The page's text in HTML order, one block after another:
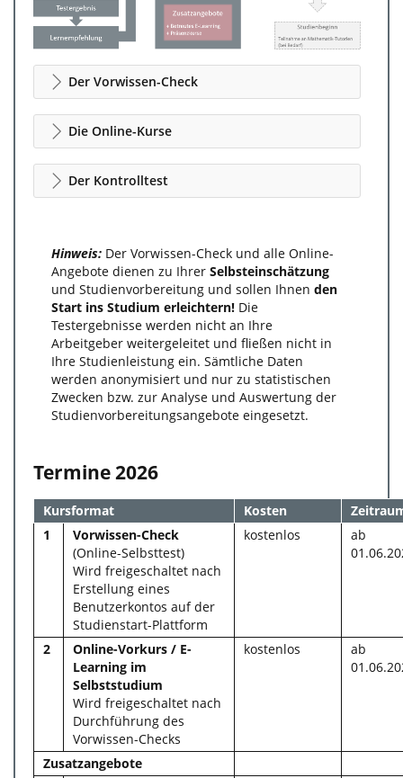
Der Vorwissen-Check
Die Online-Kurse
Der Kontrolltest
Hinweis: Der Vorwissen-Check und alle Online-
Angebote dienen zu Ihrer Selbsteinschätzung
und Studienvorbereitung und sollen Ihnen den
Start ins Studium erleichtern! Die
Testergebnisse werden nicht an Ihre
Arbeitgeber weitergeleitet und fließen nicht in
Ihre Studienleistung ein. Sämtliche Daten
werden anonymisiert und nur zu statistischen
Zwecken bzw. zur Analyse und Auswertung der
Studienvorbereitungsangebote eingesetzt.
Termine 2026
Kursformat Kosten
1
Vorwissen-Check
(Online-Selbsttest)
Wird freigeschaltet nach
Erstellung eines
Benutzerkontos auf der
Studienstart-Plattform
kostenlos
ab
2
Online-Vorkurs / E-
Learning im
Selbststudium
Wird freigeschaltet nach
Durchführung des
Vorwissen-Checks
kostenlos
ab
Zusatzangebote